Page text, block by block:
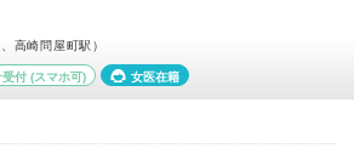
高崎問屋町駅）
受付(スマホ可) 女医在籍